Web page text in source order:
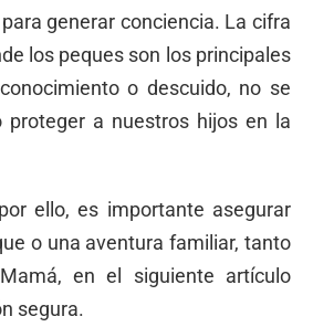
generar conciencia. La cifra
los peques son los principales
o descuido, no se
a nuestros hijos en la
ello, es importante asegurar
o una aventura familiar, tanto
en el siguiente artículo
segura.